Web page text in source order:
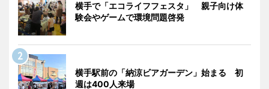
横手で「エコライフフェスタ」 親子向け体
験会やゲームで環境問題啓発
横手駅前の「納涼ビアガーデン」始まる 初
週は400人来場